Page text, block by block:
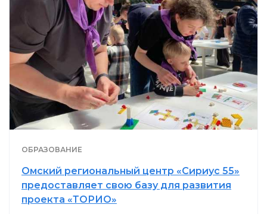
ОБРАЗОВАНИЕ
Омский региональный центр «Сириус 55»
предоставляет свою базу для развития
проекта «ТОРИО»